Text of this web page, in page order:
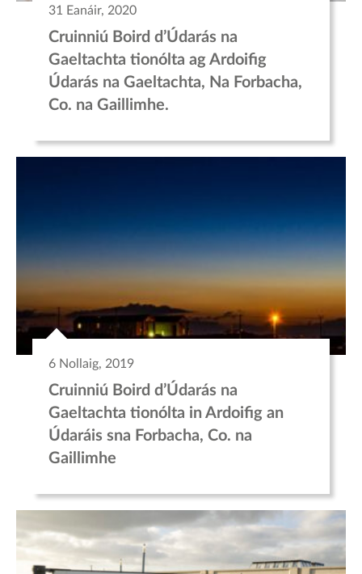
31 Eanáir, 2020
Cruinniú Boird d’Údarás na
Gaeltachta tionólta ag Ardoifig
Údarás na Gaeltachta, Na Forbacha,
Co. na Gaillimhe.
6 Nollaig, 2019
Cruinniú Boird d’Údarás na
Gaeltachta tionólta in Ardoifig an
Údaráis sna Forbacha, Co. na
Gaillimhe